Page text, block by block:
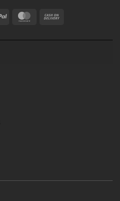
PayPal MasterCard
Delivery